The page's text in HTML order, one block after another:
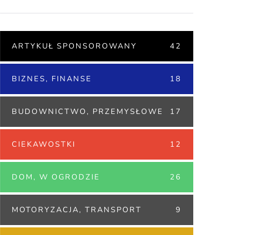
ARTYKUŁ SPONSOROWANY 42
BIZNES, FINANSE 18
BUDOWNICTWO, PRZEMYSŁOWE 17
CIEKAWOSTKI 12
DOM, W OGRODZIE 26
MOTORYZACJA, TRANSPORT 9